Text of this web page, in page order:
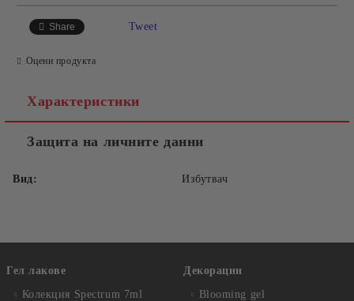
Ние ще се свържем с вас в рамките на работния ден.
Share Tweet
Оцени продукта
Характеристики
Защита на личните данни
Вид: Избутвач
Гел лакове
Колекция Spectrum 7ml
Декорации
Blooming gel